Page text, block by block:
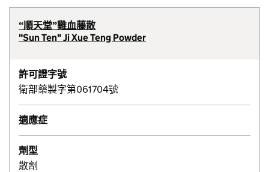
“順天堂”雞血藤散
"Sun Ten" Ji Xue Teng Powder
許可證字號
衛部藥製字第061704號
適應症
劑型
散劑